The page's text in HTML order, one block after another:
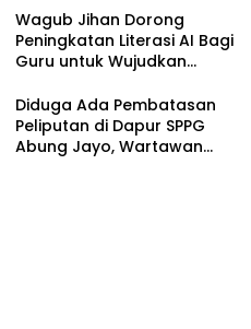
Wagub Jihan Dorong
Peningkatan Literasi AI Bagi
Guru untuk Wujudkan
Diduga Ada Pembatasan
Peliputan di Dapur SPPG
Abung Jayo, Wartawan